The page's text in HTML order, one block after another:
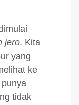
jero. Kita
yang
ke
tidak